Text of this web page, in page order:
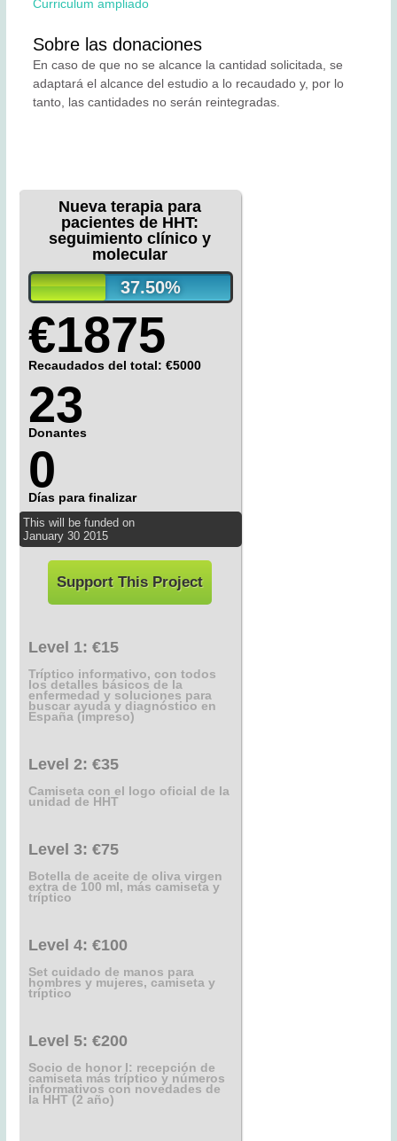
Curriculum ampliado
Sobre las donaciones
En caso de que no se alcance la cantidad solicitada, se
adaptará el alcance del estudio a lo recaudado y, por lo
tanto, las cantidades no serán reintegradas.
Nueva terapia para
pacientes de HHT:
seguimiento clínico y
molecular
37.50%
€1875
Recaudados del total: €5000
23
Donantes
0
Días para finalizar
This will be funded on
January 30 2015
Support This Project
Level 1: €15
Tríptico informativo, con todos
los detalles básicos de la
enfermedad y soluciones para
buscar ayuda y diagnóstico en
España (impreso)
Level 2: €35
Camiseta con el logo oficial de la
unidad de HHT
Level 3: €75
Botella de aceite de oliva virgen
extra de 100 ml, más camiseta y
tríptico
Level 4: €100
Set cuidado de manos para
hombres y mujeres, camiseta y
tríptico
Level 5: €200
Socio de honor I: recepción de
camiseta más tríptico y números
informativos con novedades de
la HHT (2 año)